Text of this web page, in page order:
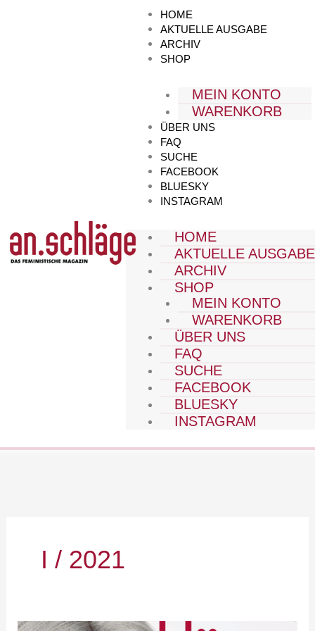
HOME
AKTUELLE AUSGABE
ARCHIV
SHOP
MEIN KONTO
WARENKORB
ÜBER UNS
FAQ
SUCHE
FACEBOOK
BLUESKY
INSTAGRAM
HOME
AKTUELLE AUSGABE
ARCHIV
SHOP
MEIN KONTO
WARENKORB
ÜBER UNS
FAQ
SUCHE
FACEBOOK
BLUESKY
INSTAGRAM
I / 2021
2021-